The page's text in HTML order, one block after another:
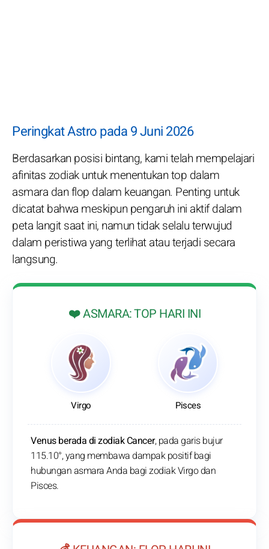
Peringkat Astro pada 9 Juni 2026
Berdasarkan posisi bintang, kami telah mempelajari
afinitas zodiak untuk menentukan top dalam
asmara dan flop dalam keuangan. Penting untuk
dicatat bahwa meskipun pengaruh ini aktif dalam
peta langit saat ini, namun tidak selalu terwujud
dalam peristiwa yang terlihat atau terjadi secara
langsung.
❤️ ASMARA: TOP HARI INI
Virgo Pisces
Venus berada di zodiak Cancer, pada garis bujur
115.10°, yang membawa dampak positif bagi
hubungan asmara Anda bagi zodiak Virgo dan
Pisces.